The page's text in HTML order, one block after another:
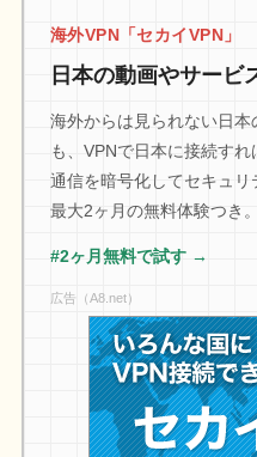
海外VPN「セカイVPN」
日本の動画やサービ
海外からは見られない日
も、VPNで日本に接続す
通信を暗号化してセキュリ
最大2ヶ月の無料体験つき。
#2ヶ月無料で試す →
広告（A8.net）